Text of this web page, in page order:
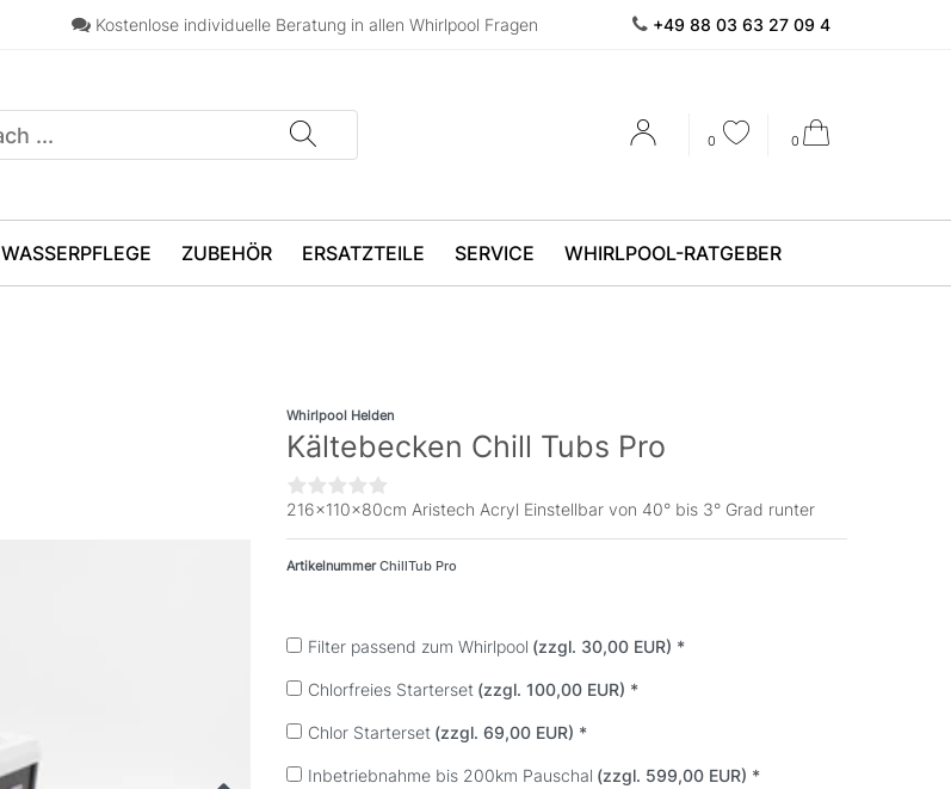
Kostenlose individuelle Beratung in allen Whirlpool Fragen +49 88 03 63 27 09 4
0 0
WASSERPFLEGE ZUBEHÖR ERSATZTEILE SERVICE WHIRLPOOL-RATGEBER
Whirlpool Helden
Kältebecken Chill Tubs Pro
216×110x80cm Aristech Acryl Einstellbar von 40° bis 3° Grad runter
ArtikelnummerChillTub Pro
Filter passend zum Whirlpool (zzgl. 30,00 EUR) *
Chlorfreies Starterset (zzgl. 100,00 EUR) *
Chlor Starterset (zzgl. 69,00 EUR) *
Inbetriebnahme bis 200km Pauschal (zzgl. 599,00 EUR) *